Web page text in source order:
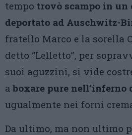
tempo trovò scampo in
deportato ad Auschwitz-
fratello Marco e la sorella
detto “Lelletto”, per
suoi aguzzini, si vide
aboxare pure nell’inferno
ugualmente nei forni
Da ultimo, ma non ultimo